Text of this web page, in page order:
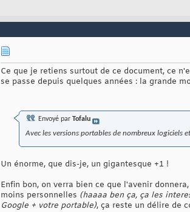
Ce que je retiens surtout de ce document, ce
se passe depuis quelques années : la grande
Envoyé par Tofalu
Avec les versions portables de nombreux logiciels
Un énorme, que dis-je, un gigantesque +1 !
Enfin bon, on verra bien ce que l'avenir
moins personnelles (haaaa ben ça, ça les
Google + votre portable), ça reste un délire de